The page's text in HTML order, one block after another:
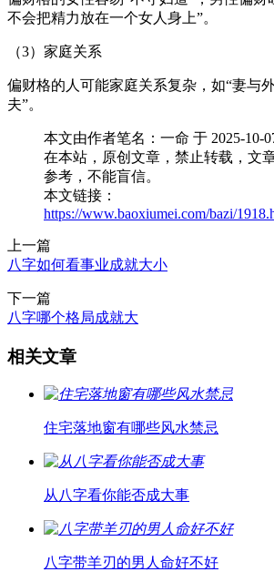
不会把精力放在一个女人身上”。
（3）家庭关系
偏财格的人可能家庭关系复杂，如“妻与
夫”。
本文由作者笔名：一命 于 2025-10-
在本站，原创文章，禁止转载，文
参考，不能盲信。
本文链接：
https://www.baoxiumei.com/bazi/
上一篇
八字如何看事业成就大小
下一篇
八字哪个格局成就大
相关文章
住宅落地窗有哪些风水禁忌
从八字看你能否成大事
八字带羊刃的男人命好不好